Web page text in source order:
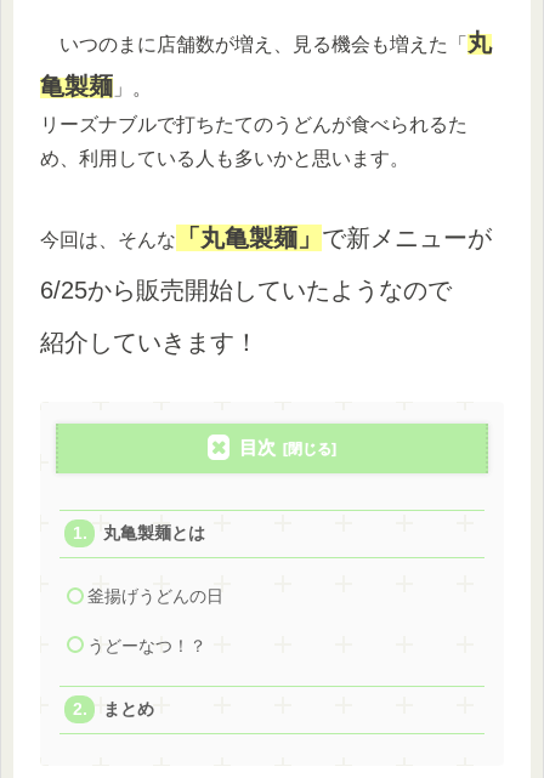
いつのまに店舗数が増え、見る機会も増えた「 丸
亀製麺 」。
リーズナブルで打ちたてのうどんが食べられるた
め、利用している人も多いかと思います。
今回は、そんな 「丸亀製麺」 で新メニューが
6/25から販売開始していたようなので
紹介していきます！
目次
丸亀製麺とは
釜揚げうどんの日
うどーなつ！？
まとめ